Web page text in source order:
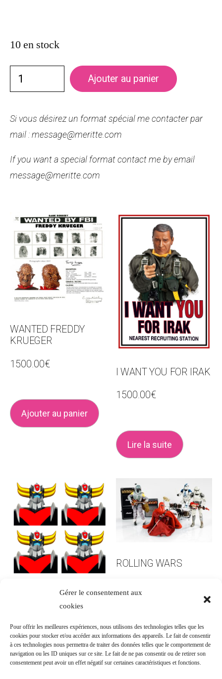
Gérer le consentement aux
cookies
Pour offrir les meilleures expériences, nous utilisons des technologies telles que les
cookies pour stocker et/ou accéder aux informations des appareils. Le fait de consentir
à ces technologies nous permettra de traiter des données telles que le comportement de
navigation ou les ID uniques sur ce site. Le fait de ne pas consentir ou de retirer son
consentement peut avoir un effet négatif sur certaines caractéristiques et fonctions.
10 en stock
Ajouter au panier
Si vous désirez un format spécial me contacter par
mail : message@meritte.com
If you want a special format contact me by email
message@meritte.com
WANTED FREDDY
KRUEGER
1500.00€
Ajouter au panier
I WANT YOU FOR IRAK
1500.00€
Lire la suite
PHOTOMATON /
PHOTOBOOTH
1500.00€
ROLLING WARS
Ajouter au panier